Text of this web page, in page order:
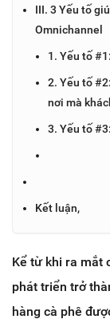
III. 3 Yếu tố
Omnichannel
1. Yếu tố
2. Yếu tố
nơi mà
3. Yếu tố
Kết luận,
Kể từ khi ra mắt
phát triển trở
hàng cà phê